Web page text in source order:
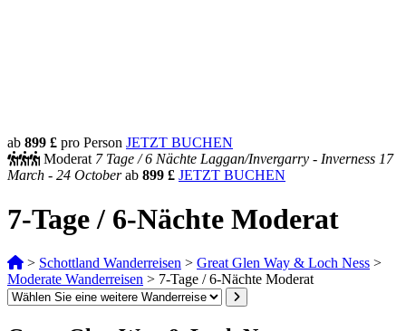
ab 899 £ pro Person JETZT BUCHEN
Moderat 7 Tage /6 Nächte Laggan/Invergarry - Inverness 17
March - 24 Octoberab 899 £ JETZT BUCHEN
7-Tage / 6-Nächte Moderat
> Schottland Wanderreisen > Great Glen Way & Loch Ness >
Moderate Wanderreisen > 7-Tage / 6-Nächte Moderat